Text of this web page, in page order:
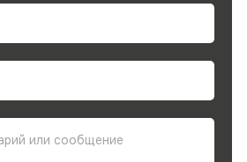
или сообщение